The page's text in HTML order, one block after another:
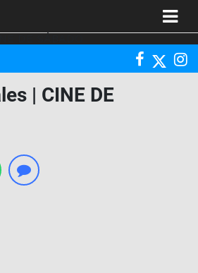
| CINE DE